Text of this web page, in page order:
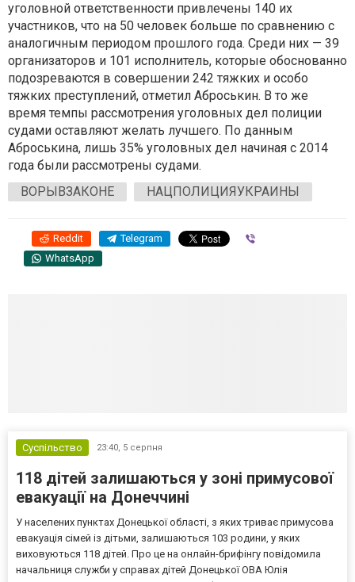
уголовной ответственности привлечены 140 их
участников, что на 50 человек больше по сравнению с
аналогичным периодом прошлого года. Среди них — 39
организаторов и 101 исполнитель, которые обоснованно
подозреваются в совершении 242 тяжких и особо
тяжких преступлений, отметил Аброськин. В то же
время темпы рассмотрения уголовных дел полиции
судами оставляют желать лучшего. По данным
Аброськина, лишь 35% уголовных дел начиная с 2014
года были рассмотрены судами.
ВОРЫВЗАКОНЕ
НАЦПОЛИЦИЯУКРАИНЫ
Reddit Telegram
WhatsApp
Суспільство 23:40, 5 серпня
118 дітей залишаються у зоні примусової
евакуації на Донеччині
У населених пунктах Донецької області, з яких триває примусова
евакуація сімей із дітьми, залишаються 103 родини, у яких
виховуються 118 дітей. Про це на онлайн-брифінгу повідомила
начальниця служби у справах дітей Донецької ОВА Юлія